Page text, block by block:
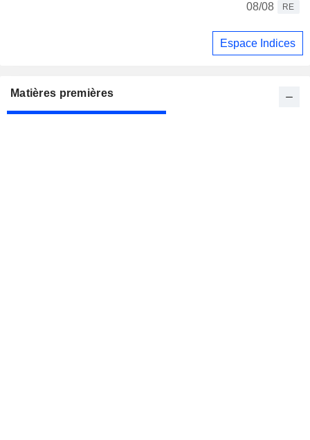
08/08
RE
Espace Indices
Matières premières